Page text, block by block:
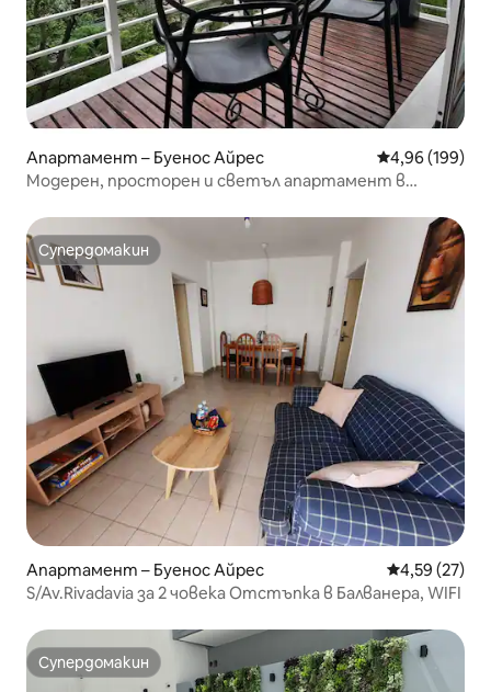
Апартамент – Буенос Айрес Средна
4,96 (199)
Модерен, просторен и светъл апартамент в
Супердомакин
Супердомакин
Апартамент – Буенос Айрес Средна
4,59 (27)
S/Av.Rivadavia за 2 човека Отстъпка в Балванера, WIFI
Супердомакин
Супердомакин